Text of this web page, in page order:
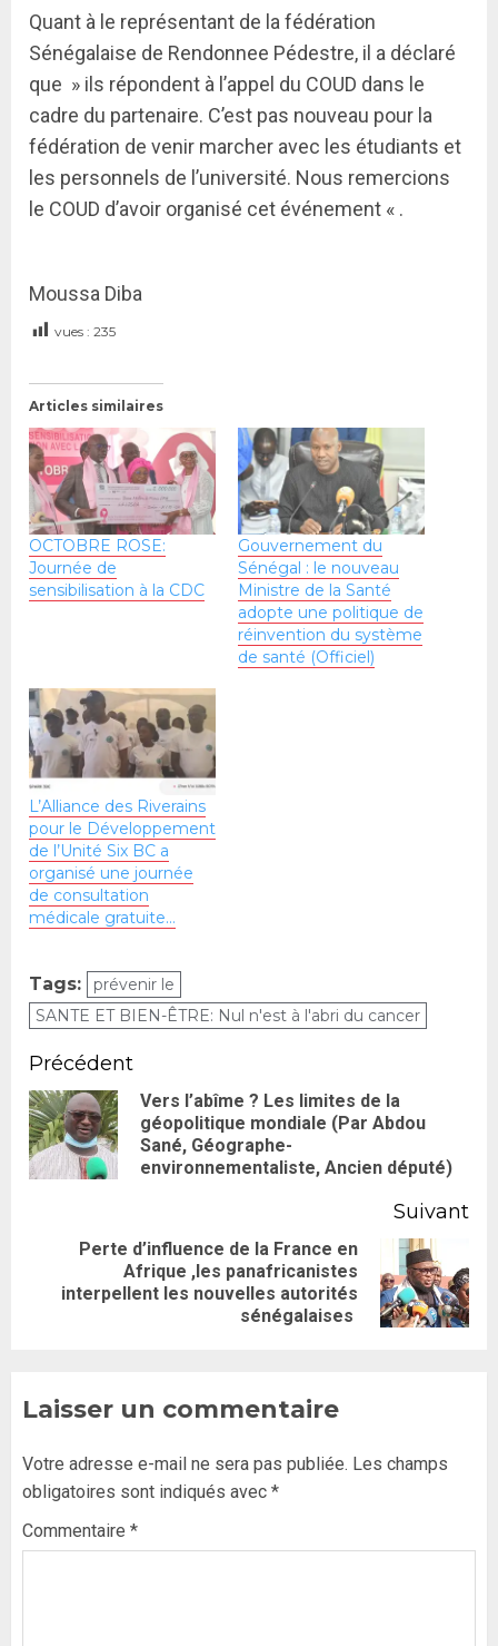
Quant à le représentant de la fédération
Sénégalaise de Rendonnee Pédestre, il a déclaré
que » ils répondent à l’appel du COUD dans le
cadre du partenaire. C’est pas nouveau pour la
fédération de venir marcher avec les étudiants et
les personnels de l’université. Nous remercions
le COUD d’avoir organisé cet événement « .
Moussa Diba
vues : 235
Articles similaires
OCTOBRE ROSE:
Journée de
sensibilisation à la CDC
Gouvernement du
Sénégal : le nouveau
Ministre de la Santé
adopte une politique de
réinvention du système
de santé (Officiel)
L’Alliance des Riverains
pour le Développement
de l’Unité Six BC a
organisé une journée
de consultation
médicale gratuite…
Tags:
prévenir le
SANTE ET BIEN-ÊTRE: Nul n'est à l'abri du cancer
Précédent
Vers l’abîme ? Les limites de la
géopolitique mondiale (Par Abdou
Sané, Géographe-
environnementaliste, Ancien député)
Suivant
Perte d’influence de la France en
Afrique ,les panafricanistes
interpellent les nouvelles autorités
sénégalaises
Laisser un commentaire
Votre adresse e-mail ne sera pas publiée. Les champs
obligatoires sont indiqués avec *
Commentaire *